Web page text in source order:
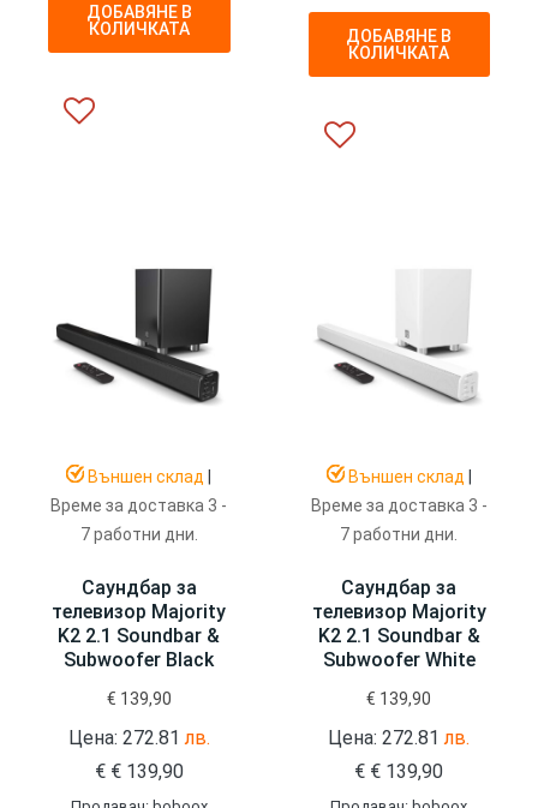
ДОБАВЯНЕ В
КОЛИЧКАТА
ДОБАВЯНЕ В
КОЛИЧКАТА
Външен склад
Време за доставка 3 -
7 работни дни.
Саундбар за
телевизор Majority
K2 2.1 Soundbar &
Subwoofer Black
€ 139,90
Цена: 272.81лв.
€ €139,90
Външен склад
Време за доставка 3 -
7 работни дни.
Саундбар за
телевизор Majority
K2 2.1 Soundbar &
Subwoofer White
€ 139,90
Цена: 272.81лв.
€ € 139,90